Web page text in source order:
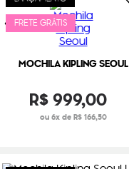
FRETE GRÁTIS
MOCHILA KIPLING SEOUL
R$999,00
ou 6x de R$ 166,50